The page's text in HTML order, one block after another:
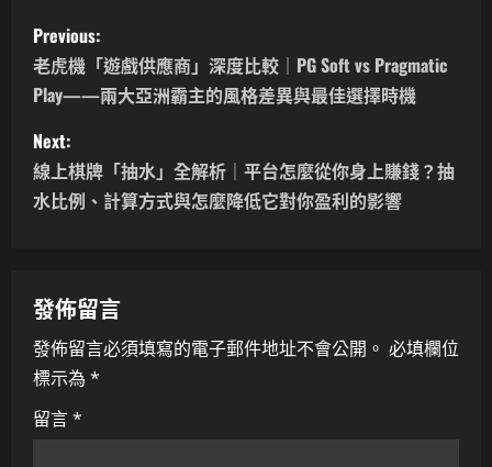
P
o
s
t
n
v
i
g
a
Previous:
老虎機「遊戲供應商」深度比較｜PG Soft vs Pragmatic
Play——兩大亞洲霸主的風格差異與最佳選擇時機
Next:
線上棋牌「抽水」全解析｜平台怎麼從你身上賺錢？抽
水比例、計算方式與怎麼降低它對你盈利的影響
發佈留言
發佈留言必須填寫的電子郵件地址不會公開。 必填欄位
標示為 *
留言*